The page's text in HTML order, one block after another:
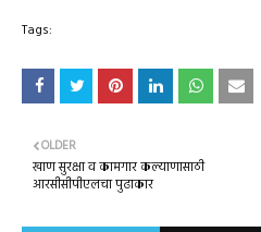
Tags:
OLDER
खाण सुरक्षा व कामगार कल्याणासाठी
आरसीसीपीएलचा पुढाकार